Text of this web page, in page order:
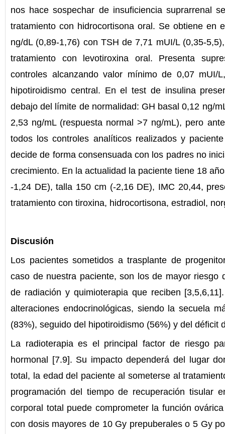
nos hace sospechar de insuficiencia suprarrenal
tratamiento con hidrocortisona oral. Se obtiene en
ng/dL (0,89-1,76) con TSH de 7,71 mUI/L (0,35-
tratamiento con levotiroxina oral. Presenta
controles alcanzando valor mínimo de 0,07 mUI/
hipotiroidismo central. En el test de insulina
debajo del límite de normalidad: GH basal 0,12 ng/
2,53 ng/mL (respuesta normal >7 ng/mL), pero
todos los controles analíticos realizados y
decide de forma consensuada con los padres no
crecimiento. En la actualidad la paciente tiene 18
-1,24 DE), talla 150 cm (-2,16 DE), IMC 20,44,
tratamiento con tiroxina, hidrocortisona, estradiol,
Discusión
Los pacientes sometidos a trasplante de
caso de nuestra paciente, son los de mayor riesgo
de radiación y quimioterapia que reciben
alteraciones endocrinológicas, siendo la secuela
(83%), seguido del hipotiroidismo (56%) y del déficit
La radioterapia es el principal factor de riesgo
hormonal [7.9]. Su impacto dependerá del lugar
total, la edad del paciente al someterse al
programación del tiempo de recuperación tisular
corporal total puede comprometer la función
con dosis mayores de 10 Gy prepuberales o 5 Gy